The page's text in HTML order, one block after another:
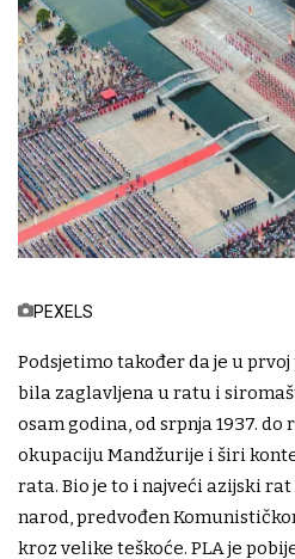
PEXELS
Podsjetimo također da je u
bila zaglavljena u ratu i
osam godina, od srpnja 1937. do
okupaciju Mandžurije i širi
rata. Bio je to i najveći azijski
narod, predvođen
kroz velike teškoće. PLA je